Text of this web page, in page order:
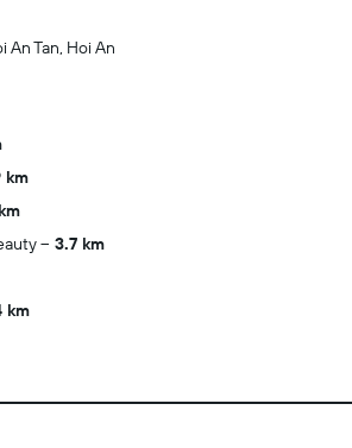
An Tan, Hoi An
km
3.7 km
km